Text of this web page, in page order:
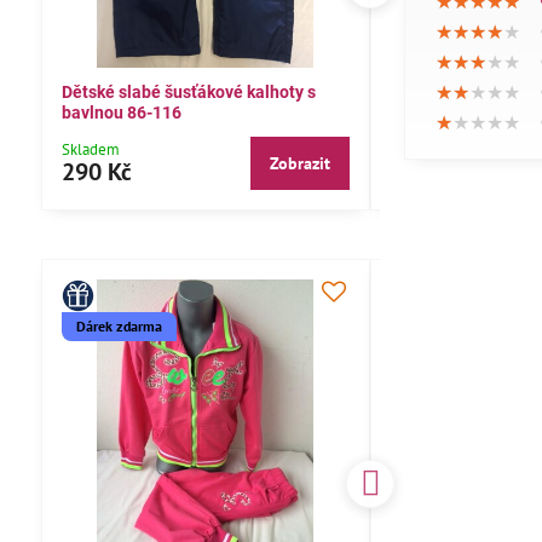
★★★★★
★★★★★
★★★★★
★★★★★
★★★★★
★★★★★
★★★★★
★★★★★
★★★★★
★★★★★
★★★★★
★★★★★
Dětské slabé šusťákové kalhoty s
bavlnou 86-116
Skladem
290 Kč Zobrazit
Bavlněné letní
104,110,116
Dárek zdarma